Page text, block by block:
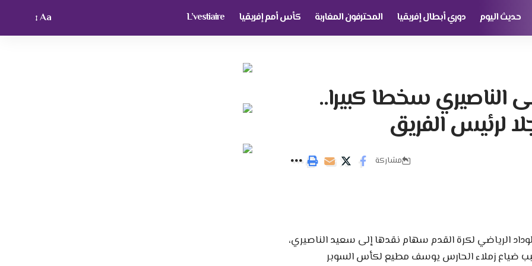
حديث اليوم دوري أبطال إفريقيا المحترفون المغاربة كأس أمم إفريقيا L’vestiaire
Aa
الناصيري سخطا كبيرا..
لرئيس الفريق
مشاركة
الرياضي لكرة القدم سهام نقدها إلى سعيد الناصيري،
ضياع زملاء الحارس يوسف مطيع لكأس السوبر